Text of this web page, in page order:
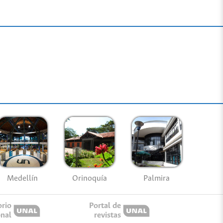
Medellín Orinoquía Palmira
Portal de
revistas